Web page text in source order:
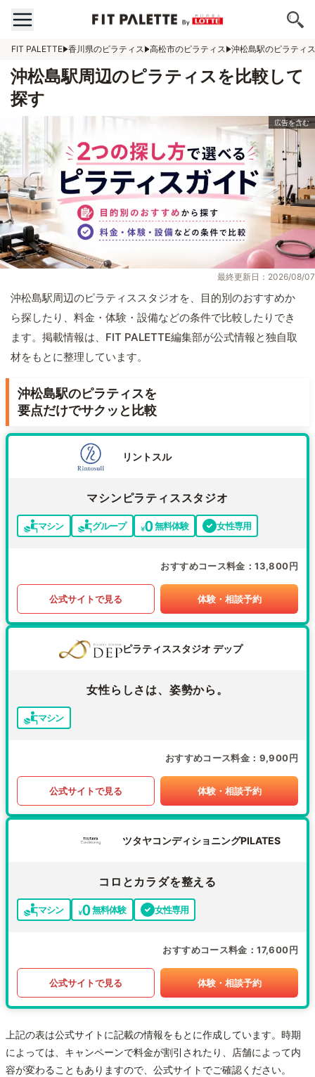
FIT PALETTE 香川県のピラティス 高松市のピラティス 沖松島駅のピラティス
沖松島駅周辺のピラティスを比較して
探す
最終更新日：2026/08/07
沖松島駅周辺のピラティススタジオを、目的別のおすすめか
ら探したり、料金・体験・設備などの条件で比較したりでき
ます。掲載情報は、FIT PALETTE編集部が公式情報と独自取
材をもとに整理しています。
沖松島駅のピラティスを
要点だけでサクッと比較
リントスル
マシンピラティススタジオ
マシン グループ 無料体験 女性専用
おすすめコース料金 13,800円
公式サイトで見る 体験・相談予約
ピラティススタジオ デップ
女性らしさは、姿勢から。
マシン
おすすめコース料金 9,900円
公式サイトで見る 体験・相談予約
ツタヤコンディショニングPILATES
コロとカラダを整える
マシン 無料体験 女性専用
おすすめコース料金 17,600円
公式サイトで見る 体験・相談予約
上記の表は公式サイトに記載の情報をもとに作成しています。時期
によっては、キャンペーンで料金が割引されたり、店舗によって内
容が変わることもありますので、公式サイトでご確認ください。